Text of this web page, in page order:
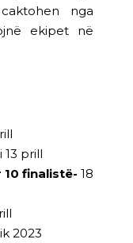
nga
ekipet në
13 prill
finalistë- 18
2023